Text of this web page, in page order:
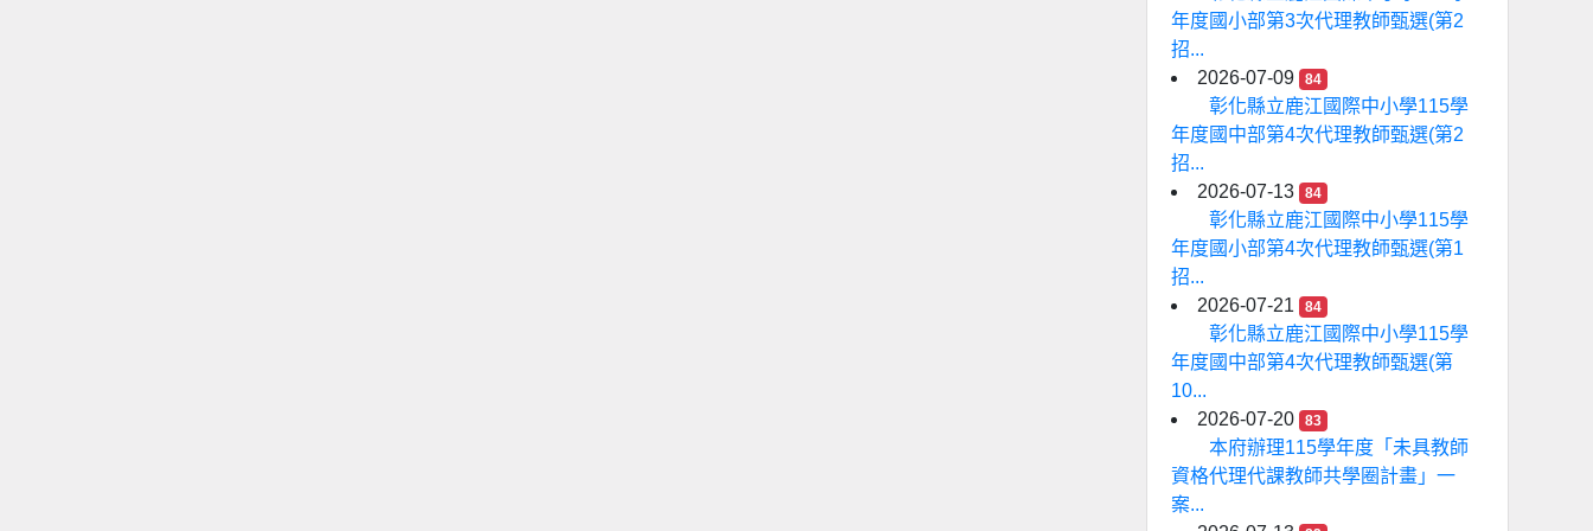
年度國小部第3次代理教師甄選(第2
招...
2026-07-09
84
彰化縣立鹿江國際中小學115學
年度國中部第4次代理教師甄選(第2
招...
2026-07-13
84
彰化縣立鹿江國際中小學115學
年度國小部第4次代理教師甄選(第1
招...
2026-07-21
84
彰化縣立鹿江國際中小學115學
年度國中部第4次代理教師甄選(第
10...
2026-07-20
83
本府辦理115學年度「未具教師
資格代理代課教師共學圈計畫」一
案...